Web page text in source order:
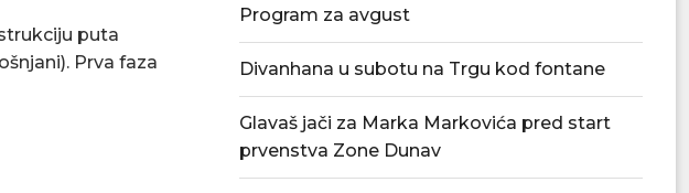
puta
Prva faza
Program za avgust
Divanhana u subotu na Trgu kod fontane
Glavaš jači za Marka Markovića pred start
prvenstva Zone Dunav